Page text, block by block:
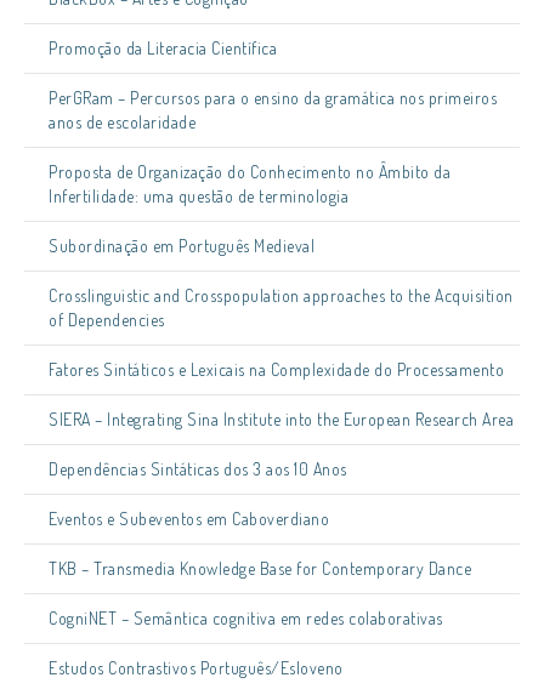
Promoção da Literacia Científica
PerGRam – Percursos para o ensino da gramática nos primeiros
anos de escolaridade
Proposta de Organização do Conhecimento no Âmbito da
Infertilidade: uma questão de terminologia
Subordinação em Português Medieval
Crosslinguistic and Crosspopulation approaches to the Acquisition
of Dependencies
Fatores Sintáticos e Lexicais na Complexidade do Processamento
SIERA – Integrating Sina Institute into the European Research Area
Dependências Sintáticas dos 3 aos 10 Anos
Eventos e Subeventos em Caboverdiano
TKB – Transmedia Knowledge Base for Contemporary Dance
CogniNET – Semântica cognitiva em redes colaborativas
Estudos Contrastivos Português/Esloveno